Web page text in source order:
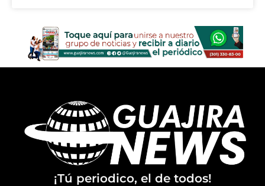
¡Tú periodico, el de todos!